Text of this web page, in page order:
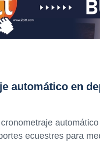
automático en
ecuestres para